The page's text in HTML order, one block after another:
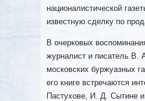
националистической
известную сделку по
В очерковых
журналист и писатель В.
московских буржуазных
его книге встречаются
Пастухове, И. Д. Сытине